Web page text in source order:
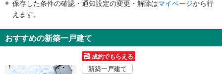
知
を
け
保存した条件の確認・通知設定の変更・解除はマイページから行
えます。
おすすめの新築一戸建て
成約でもらえる
新築一戸建て